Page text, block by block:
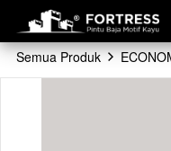
Semua Produk